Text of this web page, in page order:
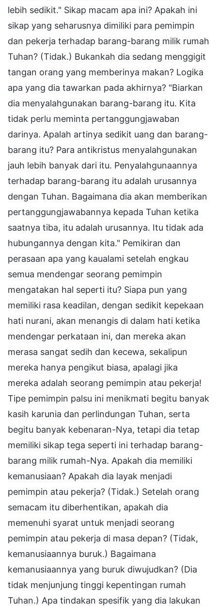
lebih sedikit." Sikap macam apa ini? Apakah ini
sikap yang seharusnya dimiliki para pemimpin
dan pekerja terhadap barang-barang milik rumah
Tuhan? (Tidak.) Bukankah dia sedang menggigit
tangan orang yang memberinya makan? Logika
apa yang dia tawarkan pada akhirnya? "Biarkan
dia menyalahgunakan barang-barang itu. Kita
tidak perlu meminta pertanggungjawaban
darinya. Apalah artinya sedikit uang dan barang-
barang itu? Para antikristus menyalahgunakan
jauh lebih banyak dari itu. Penyalahgunaannya
terhadap barang-barang itu adalah urusannya
dengan Tuhan. Bagaimana dia akan memberikan
pertanggungjawabannya kepada Tuhan ketika
saatnya tiba, itu adalah urusannya. Itu tidak ada
hubungannya dengan kita." Pemikiran dan
perasaan apa yang kaualami setelah engkau
semua mendengar seorang pemimpin
mengatakan hal seperti itu? Siapa pun yang
memiliki rasa keadilan, dengan sedikit kepekaan
hati nurani, akan menangis di dalam hati ketika
mendengar perkataan ini, dan mereka akan
merasa sangat sedih dan kecewa, sekalipun
mereka hanya pengikut biasa, apalagi jika
mereka adalah seorang pemimpin atau pekerja!
Tipe pemimpin palsu ini menikmati begitu banyak
kasih karunia dan perlindungan Tuhan, serta
begitu banyak kebenaran-Nya, tetapi dia tetap
memiliki sikap tega seperti ini terhadap barang-
barang milik rumah-Nya. Apakah dia memiliki
kemanusiaan? Apakah dia layak menjadi
pemimpin atau pekerja? (Tidak.) Setelah orang
semacam itu diberhentikan, apakah dia
memenuhi syarat untuk menjadi seorang
pemimpin atau pekerja di masa depan? (Tidak,
kemanusiaannya buruk.) Bagaimana
kemanusiaannya yang buruk diwujudkan? (Dia
tidak menjunjung tinggi kepentingan rumah
Tuhan.) Apa tindakan spesifik yang dia lakukan